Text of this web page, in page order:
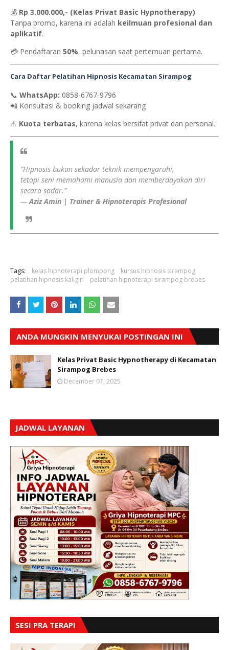
💰 Rp 3.000.000,- (Kelas Privat Basic Hypnotherapy)
Tanpa promo, karena ini adalah keilmuan profesional dan
aplikatif.
💳 Pendaftaran 50%, pelunasan saat pertemuan pertama.
Cara Daftar Pelatihan Hipnosis Kecamatan Sirampog
📞 WhatsApp: 0858-6767-9796
📲 Konsultasi & booking jadwal sekarang
⚠ Kuota terbatas, karena kelas bersifat privat dan personal.
“Hipnosis bukan sekadar teknik mempengaruhi,
tetapi seni memahami manusia dan memberdayakan diri
secara sadar.”
—Aziz Amin | Trainer & Hipnoterapis Profesional
Tags: kelas hipnoterapi plompong
kursus hipnosis sirampog
pelatihan hipnosis kaligiri
pelatihan hipnoterapi sirampog brebes
ANDA MUNGKIN MENYUKAI POSTINGAN INI
Kelas Privat Basic Hypnotherapy di Kecamatan
Sirampog Brebes
December 07, 2025
JADWAL LAYANAN
SESI PRA TERAPI